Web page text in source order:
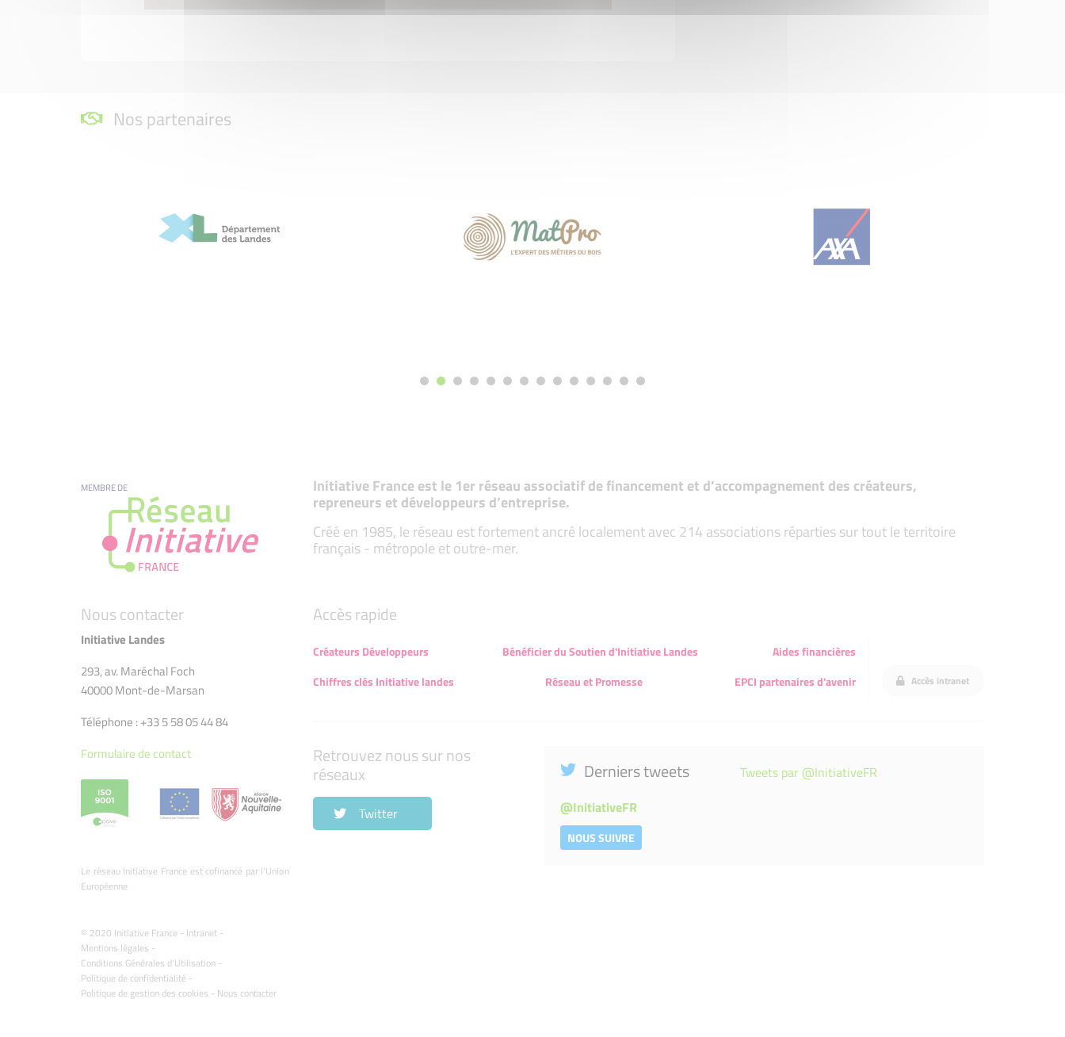
Nos partenaires
MEMBRE DE Initiative France est le 1er réseau associatif de financement et d’accompagnement des créateurs,
repreneurs et développeurs d’entreprise.
Créé en 1985, le réseau est fortement ancré localement avec 214 associations réparties sur tout le territoire
français - métropole et outre-mer.
Nous contacter
Initiative Landes
293, av. Maréchal Foch
40000 Mont-de-Marsan
Téléphone : +33 5 58 05 44 84
Formulaire de contact
Le réseau Initiative France est cofinancé par l’Union
Européenne
© 2020 Initiative France - Intranet -
Mentions légales -
Conditions Générales d'Utilisation -
Politique de confidentialité -
Politique de gestion des cookies - Nous contacter
Accès rapide
Créateurs Développeurs Bénéficier du Soutien d'Initiative Landes
Aides financières
Chiffres clés Initiative landes
Réseau et Promesse EPCI partenaires d'avenir Accès intranet
Retrouvez nous sur nos
réseaux
Twitter
Derniers tweets
@InitiativeFR
NOUS SUIVRE
Tweets par @InitiativeFR